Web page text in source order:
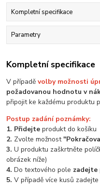
Kompletní specifikace
Parametry
Kompletní specifikace
V případěvolby možnosti
požadovanou hodnotu v
připojit ke každému produktu
Postup zadání poznámky:
1. Přidejte produkt do košíku
2. Zvolte možnost
3.U produktu zaškrtněte
obrázek níže)
4.Do textového pole zadejte
5.V případě více kusů